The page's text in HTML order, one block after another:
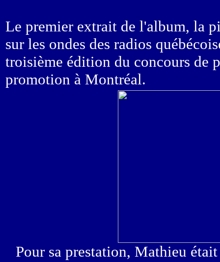
Le premier extrait de l'album, la
sur les ondes des radios
troisième édition du concours de
promotion à Montréal.
Pour sa prestation, Mathieu